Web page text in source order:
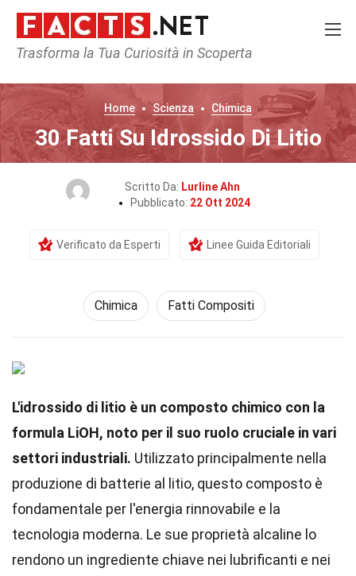
Trasforma la Tua Curiosità in Scoperta
Home Scienza Chimica
30 Fatti Su Idrossido Di Litio
Scritto Da: Lurline Ahn
Pubblicato: 22 Ott 2024
Verificato da Esperti Linee Guida Editoriali
Chimica Fatti Compositi
L'idrossido di litio è un composto chimico con la
formula LiOH, noto per il suo ruolo cruciale in vari
settori industriali. Utilizzato principalmente nella
produzione di batterie al litio, questo composto è
fondamentale per l'energia rinnovabile e la
tecnologia moderna. Le sue proprietà alcaline lo
rendono un ingrediente chiave nei lubrificanti e nei